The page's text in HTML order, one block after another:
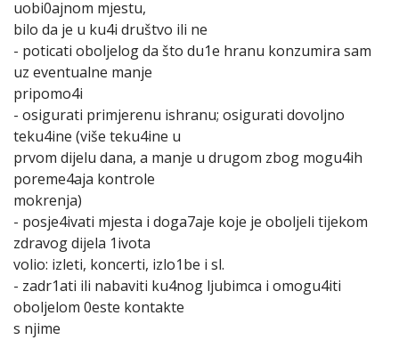
uobi0ajnom mjestu,
bilo da je u ku4i društvo ili ne
- poticati oboljelog da što du1e hranu konzumira sam
uz eventualne manje
pripomo4i
- osigurati primjerenu ishranu; osigurati dovoljno
teku4ine (više teku4ine u
prvom dijelu dana, a manje u drugom zbog mogu4ih
poreme4aja kontrole
mokrenja)
- posje4ivati mjesta i doga7aje koje je oboljeli tijekom
zdravog dijela 1ivota
volio: izleti, koncerti, izlo1be i sl.
- zadr1ati ili nabaviti ku4nog ljubimca i omogu4iti
oboljelom 0este kontakte
s njime